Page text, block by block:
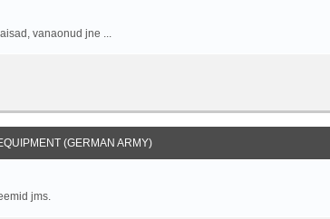
vanaonud jne ...
(GERMAN ARMY)
jms.